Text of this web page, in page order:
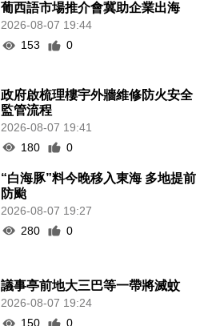
葡西語市場推介會冀助企業出海
2026-08-07 19:44
153
0
政府啟梳理樓宇外牆維修防火安全
監管流程
2026-08-07 19:41
180
0
“白海豚”料今晚移入東海 多地提前
防颱
2026-08-07 19:27
280
0
議事亭前地大三巴等一帶將滅蚊
2026-08-07 19:24
150
0